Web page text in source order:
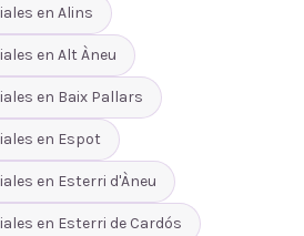
en Alins
en Alt Àneu
en Baix Pallars
en Espot
en Esterri d'Àneu
en Esterri de Cardós